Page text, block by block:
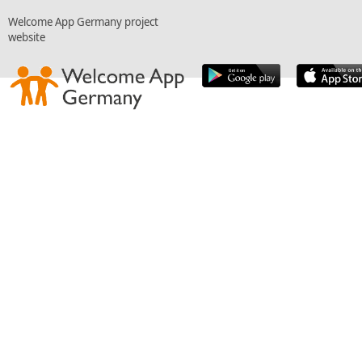
Welcome App Germany project
website